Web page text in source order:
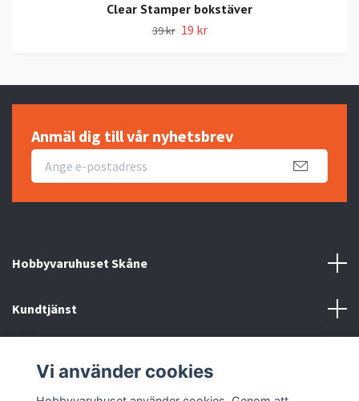
Clear Stamper bokstäver
39 kr 19 kr
Anmäl dig till vår nyhetsbrev
Hobbyvaruhuset Skåne
Kundtjänst
Vi använder cookies